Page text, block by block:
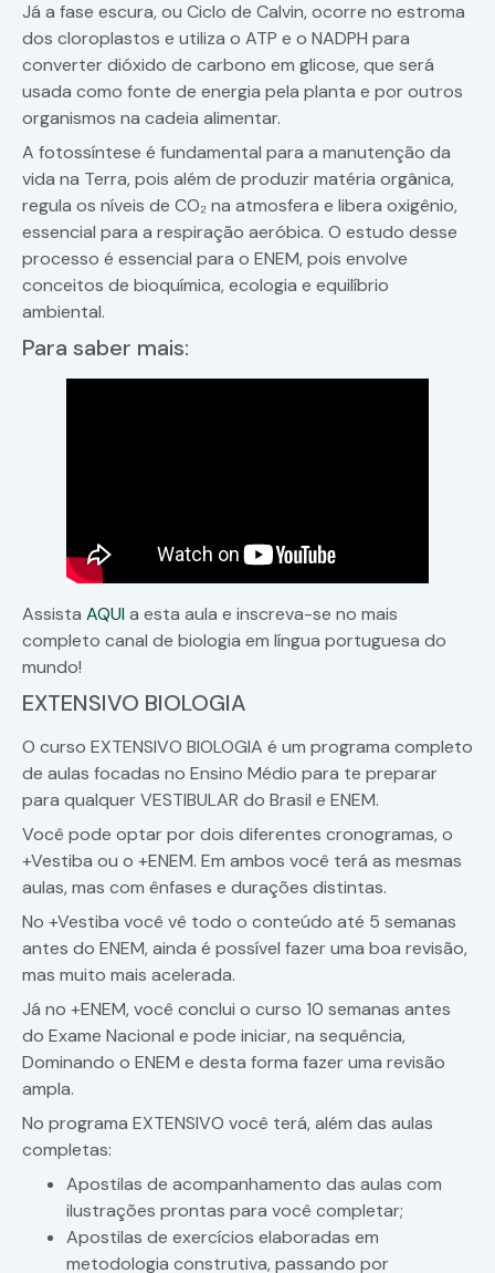
Já a fase escura, ou Ciclo de Calvin, ocorre no estroma
dos cloroplastos e utiliza o ATP e o NADPH para
converter dióxido de carbono em glicose, que será
usada como fonte de energia pela planta e por outros
organismos na cadeia alimentar.
A fotossíntese é fundamental para a manutenção da
vida na Terra, pois além de produzir matéria orgânica,
regula os níveis de CO₂ na atmosfera e libera oxigênio,
essencial para a respiração aeróbica. O estudo desse
processo é essencial para o ENEM, pois envolve
conceitos de bioquímica, ecologia e equilíbrio
ambiental.
Para saber mais:
Assista AQUI a esta aula e inscreva-se no mais
completo canal de biologia em língua portuguesa do
mundo!
EXTENSIVO BIOLOGIA
O curso EXTENSIVO BIOLOGIA é um programa completo
de aulas focadas no Ensino Médio para te preparar
para qualquer VESTIBULAR do Brasil e ENEM.
Você pode optar por dois diferentes cronogramas, o
+Vestiba ou o +ENEM. Em ambos você terá as mesmas
aulas, mas com ênfases e durações distintas.
No +Vestiba você vê todo o conteúdo até 5 semanas
antes do ENEM, ainda é possível fazer uma boa revisão,
mas muito mais acelerada.
Já no +ENEM, você conclui o curso 10 semanas antes
do Exame Nacional e pode iniciar, na sequência,
Dominando o ENEM e desta forma fazer uma revisão
ampla.
No programa EXTENSIVO você terá, além das aulas
completas:
Apostilas de acompanhamento das aulas com
ilustrações prontas para você completar;
Apostilas de exercícios elaboradas em
metodologia construtiva, passando por